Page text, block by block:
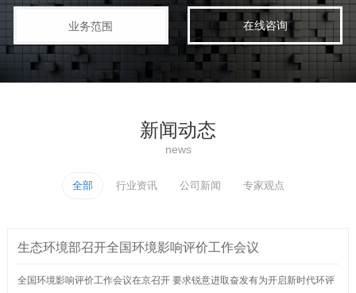
业务范围 在线咨询
新闻动态
news
全部 行业资讯 公司新闻 专家观点
生态环境部召开全国环境影响评价工作会议
全国环境影响评价工作会议在京召开 要求锐意进取奋发有为开启新时代环评